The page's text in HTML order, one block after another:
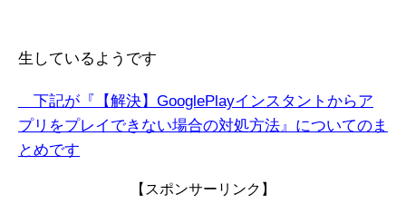
生しているようです
下記が『【解決】GooglePlayインスタントからア
プリをプレイできない場合の対処方法』についてのま
とめです
【スポンサーリンク】